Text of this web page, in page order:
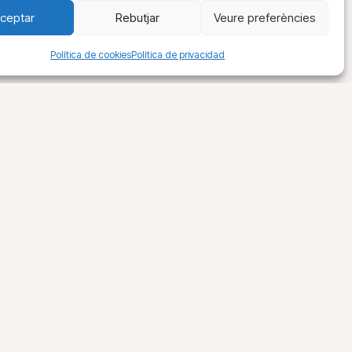
Rebutjar Veure preferències
Política de cookiesPolítica de privacidad